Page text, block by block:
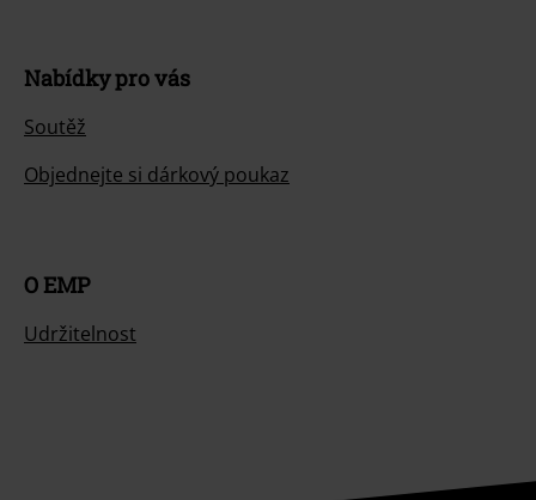
Nabídky pro vás
Soutěž
Objednejte si dárkový poukaz
O EMP
Udržitelnost